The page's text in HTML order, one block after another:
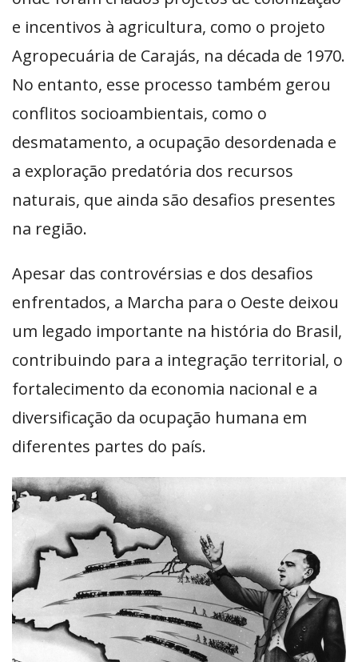
e incentivos à agricultura, como o projeto
Agropecuária de Carajás, na década de 1970.
No entanto, esse processo também gerou
conflitos socioambientais, como o
desmatamento, a ocupação desordenada e
a exploração predatória dos recursos
naturais, que ainda são desafios presentes
na região.
Apesar das controvérsias e dos desafios
enfrentados, a Marcha para o Oeste deixou
um legado importante na história do Brasil,
contribuindo para a integração territorial, o
fortalecimento da economia nacional e a
diversificação da ocupação humana em
diferentes partes do país.